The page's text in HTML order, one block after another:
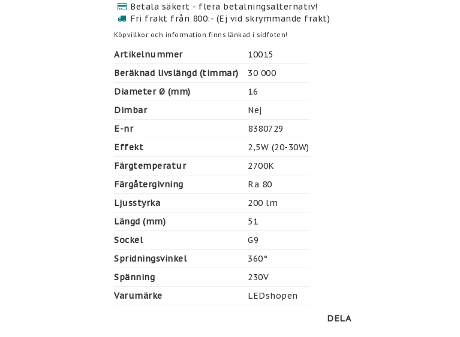
Betala säkert - flera betalningsalternativ!
Fri frakt från 800:- (Ej vid skrymmande frakt)
Köpvillkor och information finns länkad i sidfoten!
Artikelnummer
10015
Beräknad livslängd (timmar)
30 000
Diameter Ø (mm)
16
Dimbar
Nej
E-nr
8380729
Effekt
2,5W (20-30W)
Färgtemperatur
2700K
Färgåtergivning
Ra 80
Ljusstyrka
200 lm
Längd (mm)
51
Sockel
G9
Spridningsvinkel
360°
Spänning
230V
Varumärke
LEDshopen
DELA